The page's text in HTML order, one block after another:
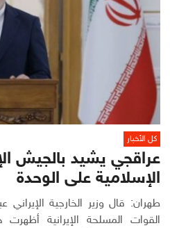
كل الأخبار
عراقجي يشيد بالجيش
الإسلامية على الوحدة
طهران: قال وزير الخارجية
القوات المسلحة الإيرانية